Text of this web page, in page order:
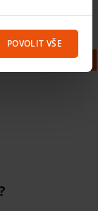
(5.14
POVOLIT VŠE